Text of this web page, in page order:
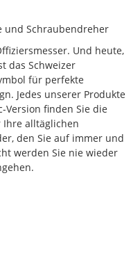
und Schraubendreher
Und heute,
das Schweizer
für perfekte
Jedes unserer Produkte
Version finden Sie die
Ihre alltäglichen
den Sie auf immer und
werden Sie nie wieder